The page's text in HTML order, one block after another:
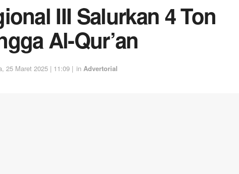
III Salurkan 4 Ton
Al-Qur’an
25 Maret 2025 | 11:09 | in Advertorial